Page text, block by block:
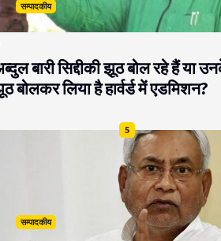
सम्पादकीय
बारी सिद्दीकी झूठ बोल रहे हैं या
बोलकर लिया है हार्वर्ड में एडमिशन?
5
सम्पादकीय